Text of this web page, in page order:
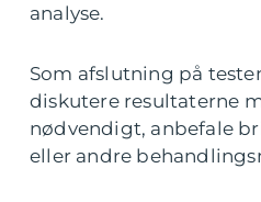
analyse.
Som afslutning på
diskutere resultaterne
nødvendigt, anbefale
eller andre